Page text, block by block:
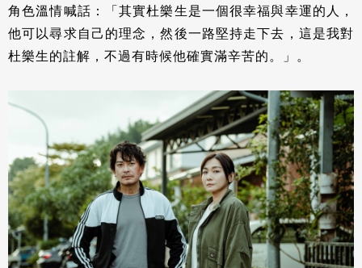
角色溫情喊話：「其實杜樂生是一個很幸福與幸運的人，
他可以尋求自己的理念，然後一路堅持走下去，這是我對
杜樂生的註解，不過有時候他確實滿辛苦的。」。